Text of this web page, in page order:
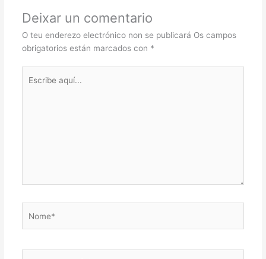
Deixar un comentario
O teu enderezo electrónico non se publicará Os campos
obrigatorios están marcados con *
aquí...